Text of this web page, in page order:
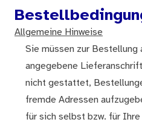
Allgemeine Hinweise
Sie müssen zur Bestellung
angegebene
nicht gestattet,
fremde Adressen
für sich selbst bzw. für